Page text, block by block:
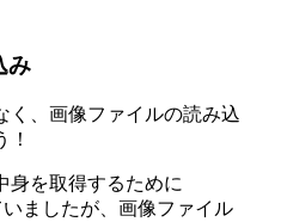
み
く、画像ファイルの読み込
身を取得するために
いましたが、画像ファイル